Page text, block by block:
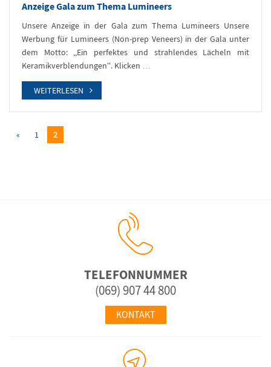
Anzeige Gala zum Thema Lumineers
Unsere Anzeige in der Gala zum Thema Lumineers Unsere
Werbung für Lumineers (Non-prep Veneers) in der Gala unter
dem Motto: „Ein perfektes und strahlendes Lächeln mit
Keramikverblendungen“. Klicken …
WEITERLESEN
« 1 2
TELEFONNUMMER
(069) 907 44 800
KONTAKT